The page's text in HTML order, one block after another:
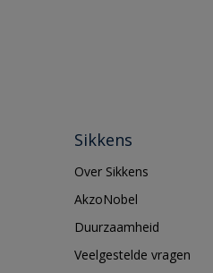
Sikkens
Over Sikkens
AkzoNobel
Duurzaamheid
Veelgestelde vragen